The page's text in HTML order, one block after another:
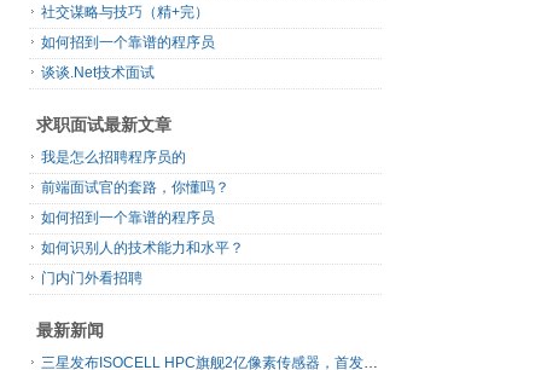
社交谋略与技巧（精+完）
如何招到一个靠谱的程序员
谈谈.Net技术面试
求职面试最新文章
我是怎么招聘程序员的
前端面试官的套路，你懂吗？
如何招到一个靠谱的程序员
如何识别人的技术能力和水平？
门内门外看招聘
最新新闻
三星发布ISOCELL HPC旗舰2亿像素传感器，首发16-bit RAW输出